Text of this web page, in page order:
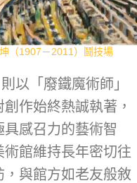
（1907－2011）鬪技場
以「廢鐵魔術師」
作始終熱誠執著，
感召力的藝術智
館維持長年密切往
與館方如老友般敘